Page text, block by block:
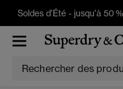
Soldes d'Été -jusqu'à 50